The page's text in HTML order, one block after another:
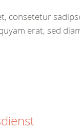
consetetur
erat, sed